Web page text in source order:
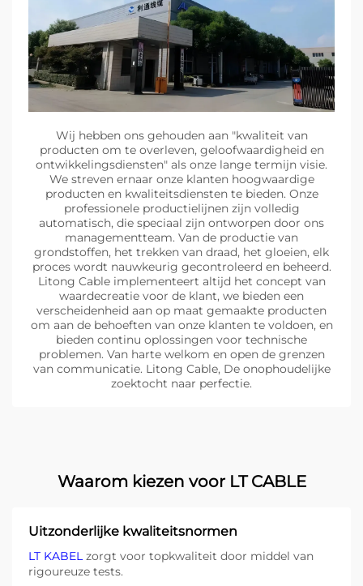
Wij hebben ons gehouden aan "kwaliteit van
producten om te overleven, geloofwaardigheid en
ontwikkelingsdiensten" als onze lange termijn visie.
We streven ernaar onze klanten hoogwaardige
producten en kwaliteitsdiensten te bieden. Onze
professionele productielijnen zijn volledig
automatisch, die speciaal zijn ontworpen door ons
managementteam. Van de productie van
grondstoffen, het trekken van draad, het gloeien, elk
proces wordt nauwkeurig gecontroleerd en beheerd.
Litong Cable implementeert altijd het concept van
waardecreatie voor de klant, we bieden een
verscheidenheid aan op maat gemaakte producten
om aan de behoeften van onze klanten te voldoen, en
bieden continu oplossingen voor technische
problemen. Van harte welkom en open de grenzen
van communicatie. Litong Cable, De onophoudelijke
zoektocht naar perfectie.
Waarom kiezen voor LT CABLE
Uitzonderlijke kwaliteitsnormen
LT KABELzorgt voor topkwaliteit door middel van
rigoureuze tests.